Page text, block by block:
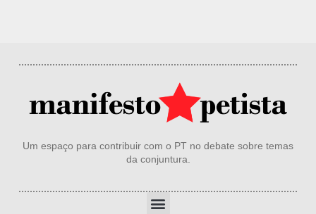
Um espaço para contribuir com o PT no debate sobre temas
da conjuntura.